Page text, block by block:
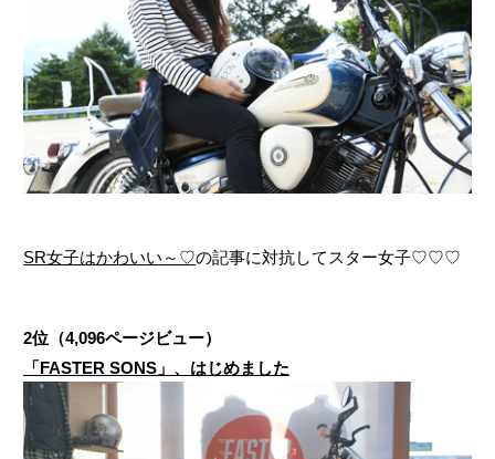
SR女子はかわいい～♡の記事に対抗してスター女子♡♡♡
2位（4,096ページビュー）
「FASTER SONS」、はじめました